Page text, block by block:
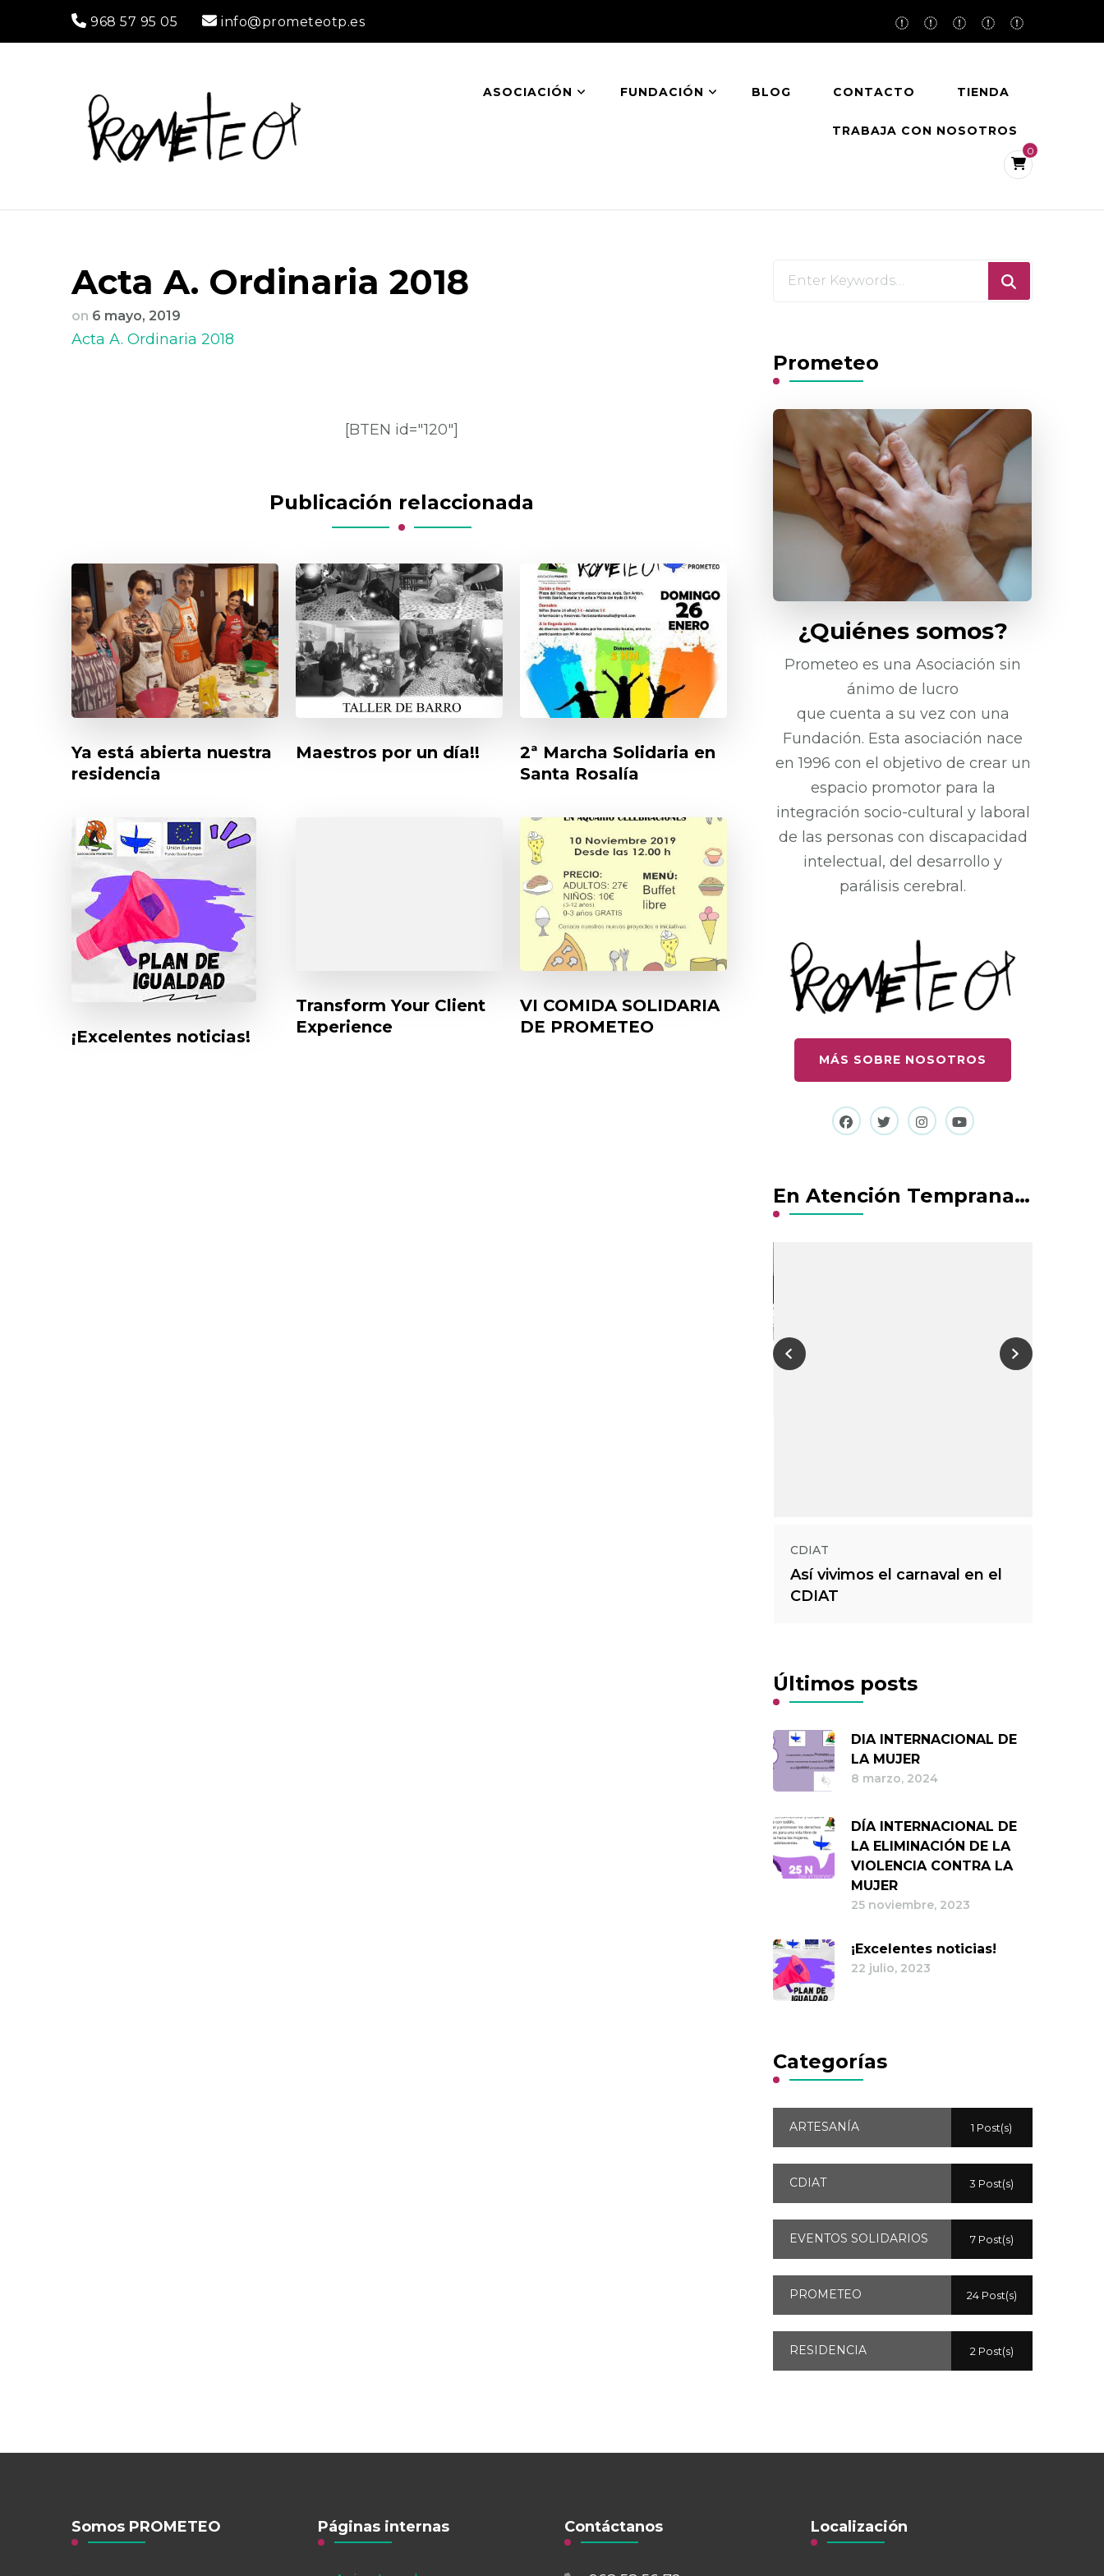
968 57 95 05 info@prometeotp.es
Construida por Fundación Dar de Sí y cedida a Asociación Prometeo para su gestión. ¡Gracias
ASOCIACIÓN FUNDACIÓN BLOG CONTACTO TIENDA
TRABAJA CON NOSOTROS
0
Acta A. Ordinaria 2018
on 6 mayo, 2019
Acta A. Ordinaria 2018
[BTEN id="120"]
Publicación relaccionada
Ya está abierta nuestra
residencia
Maestros por un día!!
2ª Marcha Solidaria en
Santa Rosalía
¡Excelentes noticias!
Transform Your Client
Experience
VI COMIDA SOLIDARIA
DE PROMETEO
Looking
Prometeo
¿Quiénes somos?
Prometeo es una Asociación sin
ánimo de lucro
que cuenta a su vez con una
Fundación. Esta asociación nace
en 1996 con el objetivo de crear un
espacio promotor para la
integración socio-cultural y laboral
de las personas con discapacidad
intelectual, del desarrollo y
parálisis cerebral.
MÁS SOBRE NOSOTROS
En Atención Temprana…
CDIAT
Así vivimos el carnaval en el
CDIAT
Últimos posts
DIA INTERNACIONAL DE
LA MUJER
8 marzo, 2024
DÍA INTERNACIONAL DE
LA ELIMINACIÓN DE LA
VIOLENCIA CONTRA LA
MUJER
25 noviembre, 2023
¡Excelentes noticias!
22 julio, 2023
Categorías
ARTESANÍA 1 Post(s)
CDIAT 3 Post(s)
EVENTOS SOLIDARIOS 7 Post(s)
PROMETEO 24 Post(s)
RESIDENCIA 2 Post(s)
Somos PROMETEO Páginas internas Contáctanos Localización